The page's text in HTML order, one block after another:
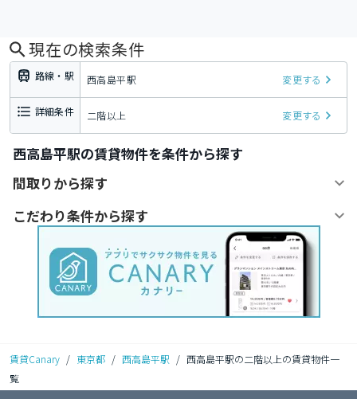
現在の検索条件
路線・駅 西高島平駅 変更する
詳細条件 二階以上 変更する
西高島平駅の賃貸物件を条件から探す
間取りから探す
こだわり条件から探す
賃貸Canary / 東京都 / 西高島平駅 / 西高島平駅の二階以上の賃貸物件一
覧